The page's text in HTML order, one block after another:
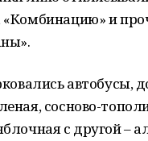
«Комбинацию» и
автобусы,
сосново-
с другой –